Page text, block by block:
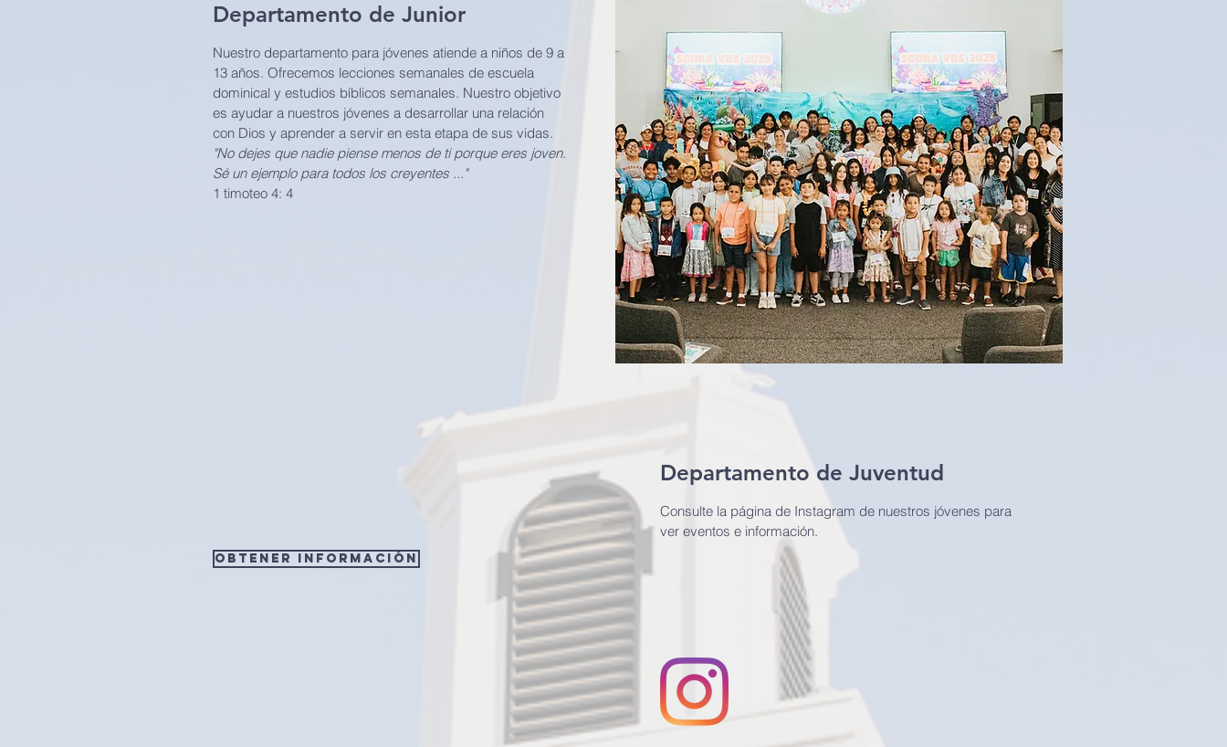
Departamento de Junior
Nuestro departamento para jóvenes atiende a niños de 9 a
13 años. Ofrecemos lecciones semanales de escuela
dominical y estudios bíblicos semanales. Nuestro objetivo
es ayudar a nuestros jóvenes a desarrollar una relación
con Dios y aprender a servir en esta etapa de sus vidas.
"No dejes que nadie piense menos de ti porque eres joven.
Sé un ejemplo para todos los creyentes ..."
1 timoteo 4: 4
Obtener información
Departamento de Juventud
Consulte la página de Instagram de nuestros jóvenes para
ver eventos e información.